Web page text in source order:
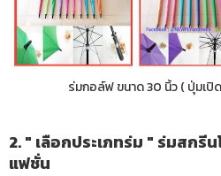
ร่มกอล์ฟ ขนาด 30 นิ้ว ( ปุ่มเปิด
2. " เลือกประเภทร่ม " ร่มสกรีน
แฟชั่น